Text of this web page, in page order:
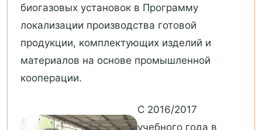
биогазовых установок в Программу
локализации производства готовой
продукции, комплектующих изделий и
материалов на основе промышленной
кооперации.
С 2016/2017
учебного года в